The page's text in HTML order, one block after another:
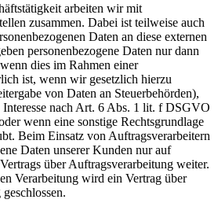
arbeiten wir mit
zusammen. Dabei ist teilweise auch
Daten an diese externen
personenbezogene Daten nur dann
dies im Rahmen einer
ist, wenn wir gesetzlich hierzu
von Daten an Steuerbehörden),
nach Art. 6 Abs. 1 lit. f DSGVO
wenn eine sonstige Rechtsgrundlage
Beim Einsatz von Auftragsverarbeitern
Daten unserer Kunden nur auf
über Auftragsverarbeitung weiter.
Verarbeitung wird ein Vertrag über